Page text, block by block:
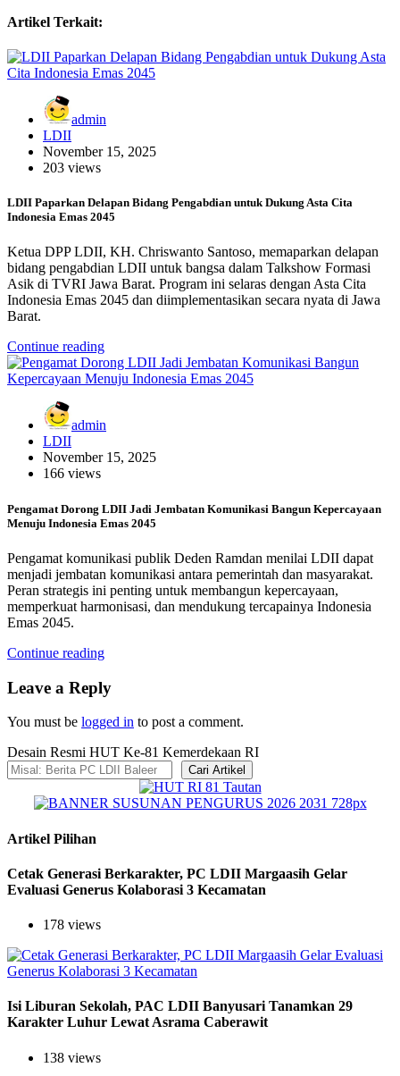
Artikel Terkait:
admin
LDII
November 15, 2025
203 views
LDII Paparkan Delapan Bidang Pengabdian untuk Dukung Asta Cita
Indonesia Emas 2045
Ketua DPP LDII, KH. Chriswanto Santoso, memaparkan delapan
bidang pengabdian LDII untuk bangsa dalam Talkshow Formasi
Asik di TVRI Jawa Barat. Program ini selaras dengan Asta Cita
Indonesia Emas 2045 dan diimplementasikan secara nyata di Jawa
Barat.
Continue reading
admin
LDII
November 15, 2025
166 views
Pengamat Dorong LDII Jadi Jembatan Komunikasi Bangun Kepercayaan
Menuju Indonesia Emas 2045
Pengamat komunikasi publik Deden Ramdan menilai LDII dapat
menjadi jembatan komunikasi antara pemerintah dan masyarakat.
Peran strategis ini penting untuk membangun kepercayaan,
memperkuat harmonisasi, dan mendukung tercapainya Indonesia
Emas 2045.
Continue reading
Leave a Reply
You must be logged in to post a comment.
Desain Resmi HUT Ke-81 Kemerdekaan RI
Cari Artikel
Artikel Pilihan
Cetak Generasi Berkarakter, PC LDII Margaasih Gelar
Evaluasi Generus Kolaborasi 3 Kecamatan
178 views
Isi Liburan Sekolah, PAC LDII Banyusari Tanamkan 29
Karakter Luhur Lewat Asrama Caberawit
138 views